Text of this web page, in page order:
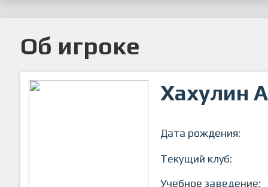
Об игроке
Хахулин
Дата рождения:
Текущий клуб:
Учебное заведение: